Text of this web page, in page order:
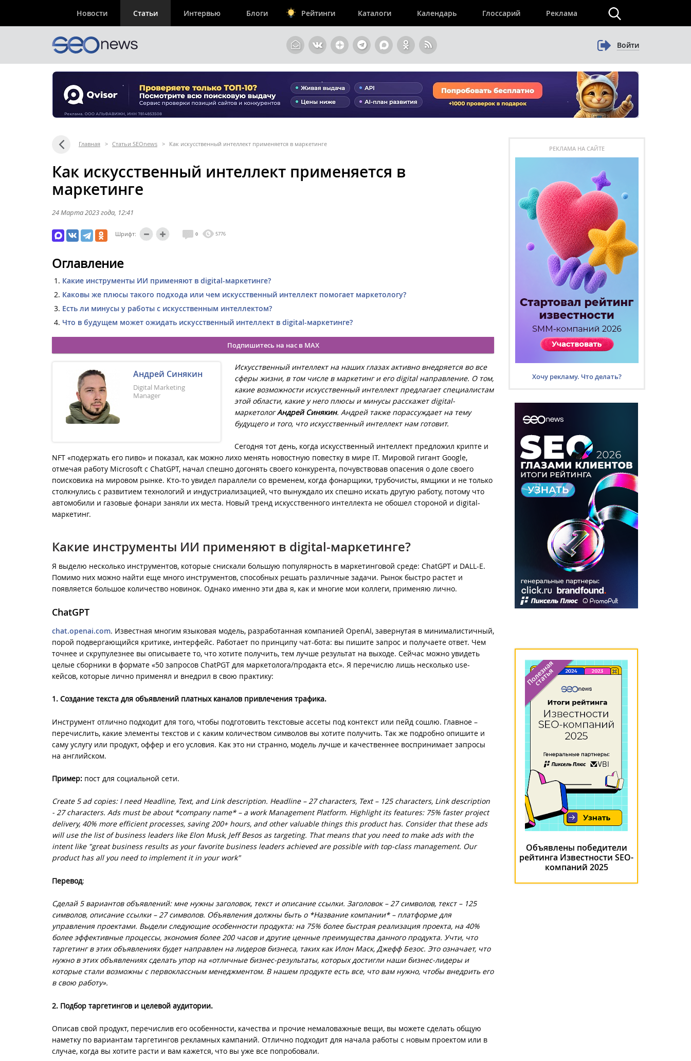
Новости Статьи Интервью Блоги Рейтинги Каталоги Календарь Глоссарий Реклама
Войти
Главная > Статьи SEOnews > Как искусственный интеллект применяется в маркетинге
Как искусственный интеллект применяется в
маркетинге
24 Марта 2023 года , 12:41
Шрифт: 0 5776
Оглавление
Какие инструменты ИИ применяют в digital-маркетинге?
Каковы же плюсы такого подхода или чем искусственный интеллект помогает маркетологу?
Есть ли минусы у работы с искусственным интеллектом?
Что в будущем может ожидать искусственный интеллект в digital-маркетинге?
Подпишитесь на нас в MAX
Андрей Синякин
Digital Marketing
Manager
Искусственный интеллект на наших глазах активно внедряется во все
сферы жизни, в том числе в маркетинг и его digital направление. О том,
какие возможности искусственный интеллект предлагает специалистам
этой области, какие у него плюсы и минусы расскажет digital-
маркетологАндрей Синякин. Андрей также порассуждает на тему
будущего и того, что искусственный интеллект нам готовит.
Сегодня тот день, когда искусственный интеллект предложил крипте и
NFT «подержать его пиво» и показал, как можно лихо менять новостную повестку в мире IT. Мировой гигант Google,
отмечая работу Microsoft с ChatGPT, начал спешно догонять своего конкурента, почувствовав опасения о доле своего
поисковика на мировом рынке. Кто-то увидел параллели со временем, когда фонарщики, трубочисты, ямщики и не только
столкнулись с развитием технологий и индустриализацией, что вынуждало их спешно искать другую работу, потому что
автомобили и газовые фонари заняли их места. Новый тренд искусственного интеллекта не обошел стороной и digital-
маркетинг.
Какие инструменты ИИ применяют в digital-маркетинге?
Я выделю несколько инструментов, которые снискали большую популярность в маркетинговой среде: ChatGPT и DALL-E.
Помимо них можно найти еще много инструментов, способных решать различные задачи. Рынок быстро растет и
появляется большое количество новинок. Однако именно эти два я, как и многие мои коллеги, применяю лично.
ChatGPT
chat.openai.com. Известная многим языковая модель, разработанная компанией OpenAI, завернутая в минималистичный,
порой подвергающийся критике, интерфейс. Работает по принципу чат-бота: вы пишите запрос и получаете ответ. Чем
точнее и скрупулезнее вы описываете то, что хотите получить, тем лучше результат на выходе. Сейчас можно увидеть
целые сборники в формате «50 запросов ChatPGT для маркетолога/продакта etc». Я перечислю лишь несколько use-
кейсов, которые лично применял и внедрил в свою практику:
1. Создание текста для объявлений платных каналов привлечения трафика.
Инструмент отлично подходит для того, чтобы подготовить текстовые ассеты под контекст или пейд сошлю. Главное –
перечислить, какие элементы текстов и с каким количеством символов вы хотите получить. Так же подробно опишите и
саму услугу или продукт, оффер и его условия. Как это ни странно, модель лучше и качественнее воспринимает запросы
на английском.
Пример: пост для социальной сети.
Create 5 ad copies: I need Headline, Text, and Link description. Headline – 27 characters, Text – 125 characters, Link description
- 27 characters. Ads must be about *company name* – a work Management Platform. Highlight its features: 75% faster project
delivery, 40% more efficient processes, saving 200+ hours, and other valuable things this product has. Consider that these ads
will use the list of business leaders like Elon Musk, Jeff Besos as targeting. That means that you need to make ads with the
intent like "great business results as your favorite business leaders achieved are possible with top-class management. Our
product has all you need to implement it in your work"
Перевод:
Сделай 5 вариантов объявлений: мне нужны заголовок, текст и описание ссылки. Заголовок – 27 символов, текст – 125
символов, описание ссылки – 27 символов. Объявления должны быть о *Название компании* – платформе для
управления проектами. Выдели следующие особенности продукта: на 75% более быстрая реализация проекта, на 40%
более эффективные процессы, экономия более 200 часов и другие ценные преимущества данного продукта. Учти, что
таргетинг в этих объявлениях будет направлен на лидеров бизнеса, таких как Илон Маск, Джефф Безос. Это означает, что
нужно в этих объявлениях сделать упор на «отличные бизнес-результаты, которых достигли наши бизнес-лидеры и
которые стали возможны с первоклассным менеджментом. В нашем продукте есть все, что вам нужно, чтобы внедрить его
в свою работу».
2. Подбор таргетингов и целевой аудитории.
Описав свой продукт, перечислив его особенности, качества и прочие немаловажные вещи, вы можете сделать общую
наметку по вариантам таргетингов рекламных кампаний. Отлично подходит для начала работы с новым проектом или в
случае, когда вы хотите расти и вам кажется, что вы уже все попробовали.
РЕКЛАМА НА САЙТЕ
Хочу рекламу. Что делать?
Объявлены победители
рейтинга Известности SEO-
компаний 2025